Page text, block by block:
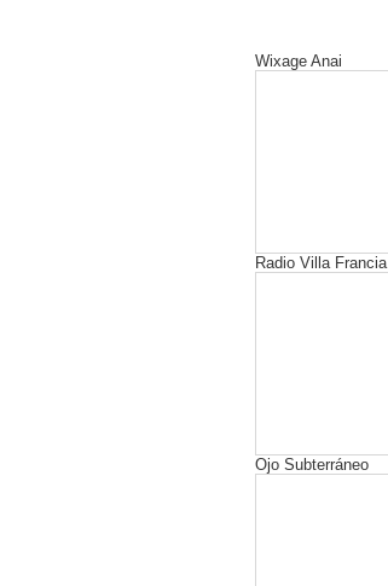
Wixage Anai
Radio Villa Francia
Ojo Subterráneo